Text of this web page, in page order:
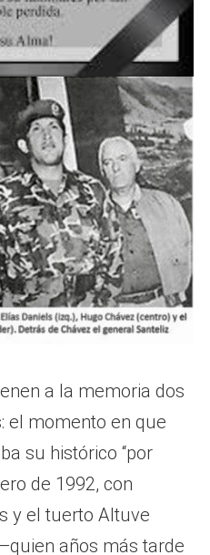
a la memoria dos
el momento en que
su histórico “por
de 1992, con
y el tuerto Altuve
años más tarde